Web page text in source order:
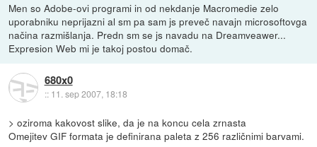
Men so Adobe-ovi programi in od nekdanje Macromedie zelo
uporabniku neprijazni al sm pa sam js preveč navajn microsoftovga
načina razmišlanja. Predn sm se js navadu na Dreamveawer...
Expresion Web mi je takoj postou domač.
680x0
:: 11. sep 2007, 18:18
> oziroma kakovost slike, da je na koncu cela zrnasta
Omejitev GIF formata je definirana paleta z 256 različnimi barvami.